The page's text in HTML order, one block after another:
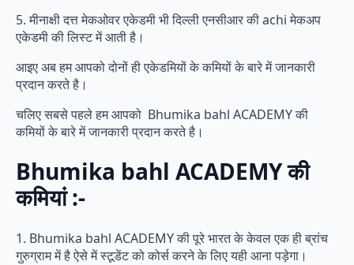
5. मीनाक्षी दत्त मेकओवर एकेडमी भी दिल्ली एनसीआर की achi मेकअप
एकेडमी की लिस्ट में आती है।
आइए अब हम आपको दोनों ही एकेडमियों के कमियों के बारे में जानकारी
प्रदान करते है।
चलिए सबसे पहले हम आपको Bhumika bahl ACADEMY की
कमियों के बारे में जानकारी प्रदान करते है।
Bhumika bahl ACADEMY की
कमियां :-
1. Bhumika bahl ACADEMY की पूरे भारत के केवल एक ही ब्रांच
गुरुग्राम में है ऐसे में स्टूडेंट को कोर्स करने के लिए यही आना पड़ेगा।